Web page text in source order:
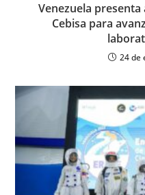
Venezuela
Cebisa para
24 de